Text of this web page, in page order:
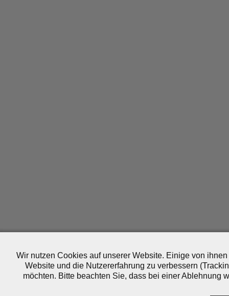
Wir nutzen Cookies auf unserer Website. Einige von
Website und die Nutzererfahrung zu verbessern
möchten. Bitte beachten Sie, dass bei einer Ablehnung